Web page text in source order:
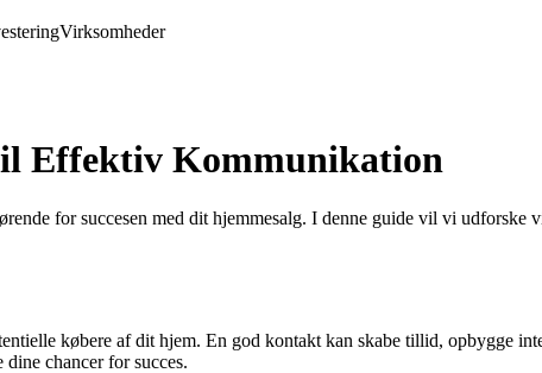
Virksomheder
Effektiv Kommunikation
for succesen med dit hjemmesalg. I denne guide vil vi
købere af dit hjem. En god kontakt kan skabe tillid, opbygge
chancer for succes.